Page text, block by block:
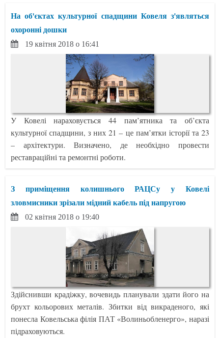
На об'єктах культурної спадщини Ковеля з'являться
охоронні дошки
19 квітня 2018 о 16:41
У Ковелі нараховується 44 пам’ятника та об’єкта
культурної спадщини, з них 21 – це пам’ятки історії та 23
– архітектури. Визначено, де необхідно провести
реставраційні та ремонтні роботи.
З приміщення колишнього РАЦСу у Ковелі
зловмисники зрізали мідний кабель під напругою
02 квітня 2018 о 19:40
Здійснивши крадіжку, вочевидь планували здати його на
брухт кольорових металів. Збитки від викраденого, які
понесла Ковельська філія ПАТ «Волиньобленерго», наразі
підраховуються.